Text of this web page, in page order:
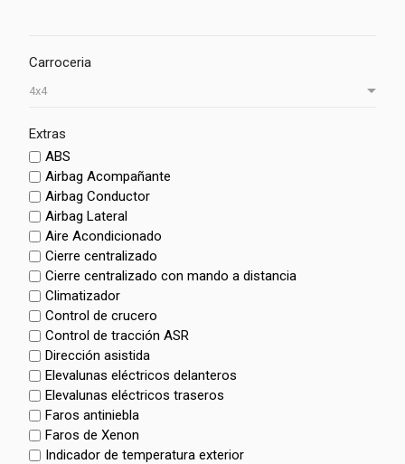
Carroceria
Extras
ABS
Airbag Acompañante
Airbag Conductor
Airbag Lateral
Aire Acondicionado
Cierre centralizado
Cierre centralizado con mando a distancia
Climatizador
Control de crucero
Control de tracción ASR
Dirección asistida
Elevalunas eléctricos delanteros
Elevalunas eléctricos traseros
Faros antiniebla
Faros de Xenon
Indicador de temperatura exterior